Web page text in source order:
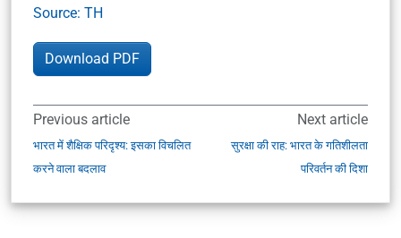
Source: TH
Download PDF
Previous article
भारत में शैक्षिक परिदृश्य: इसका विचलित
करने वाला बदलाव
Next article
सुरक्षा की राह: भारत के गतिशीलता
परिवर्तन की दिशा